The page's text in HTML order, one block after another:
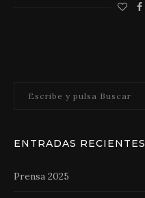
ENTRADAS RECIENTES
Prensa 2025